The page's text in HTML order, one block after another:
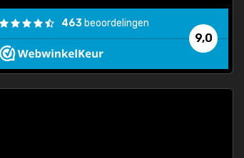
9,0
463 beoordelingen